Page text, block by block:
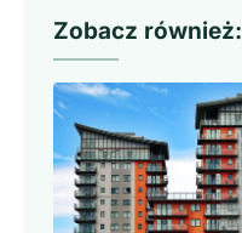
Zobacz również: